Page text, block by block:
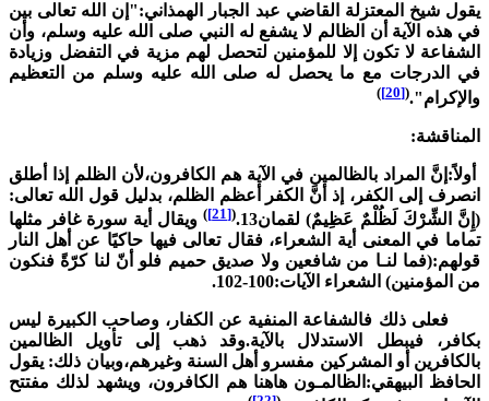
شيخ المعتزلة القاضي عبد الجبار الهمذاني:"إن الله تعالى بين
هذه الآية أن الظالم لا يشفع له النبي صلى الله عليه وسلم، وأن
لا تكون إلا للمؤمنين لتحصل لهم مزية في التفضل وزيادة
الدرجات مع ما يحصل له صلى الله عليه وسلم من التعظيم
(
[20]
)
المراد بالظالمين في الآية هم الكافرون،لأن الظلم إذا أطلق
إلى الكفر، إذ أنَّ الكفر أعظم الظلم، بدليل قول الله تعالى:
الشِّرْكَ لَظُلْمٌ عَظِيمٌ) لقمان13.
(
[21]
)ويقال أية سورة غافر مثلها
في المعنى أية الشعراء، فقال تعالى فيها حاكيًا عن أهل النار
لنـا من شافعين ولا صديق حميم فلو أنّ لنا كرّةً فنكون
المؤمنين) الشعراء الآيات:100-102.
ذلك فالشفاعة المنفية عن الكفار، وصاحب الكبيرة ليس
فيبطل الاستدلال بالآية.وقد ذهب إلى تأويل الظالمين
أو المشركين مفسرو أهل السنة وغيرهم،وبيان ذلك: يقول
البيهقي:الظالمـون هاهنا هم الكافرون، ويشهد لذلك مفتتح